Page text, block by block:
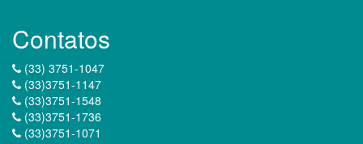
Contatos
(33) 3751-1047
(33)3751-1147
(33)3751-1548
(33)3751-1736
(33)3751-1071